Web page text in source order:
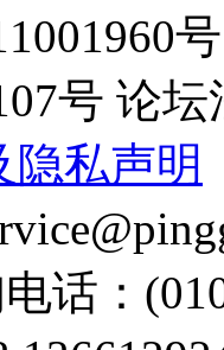
号 论
隐私声明
话：